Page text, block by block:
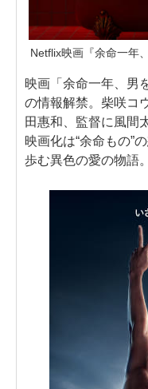
Netflix映画『余命一年
映画「余命一年、男
の情報解禁。柴咲コ
田惠和、監督に風間
映画化は“余命もの”
歩む異色の愛の物語。